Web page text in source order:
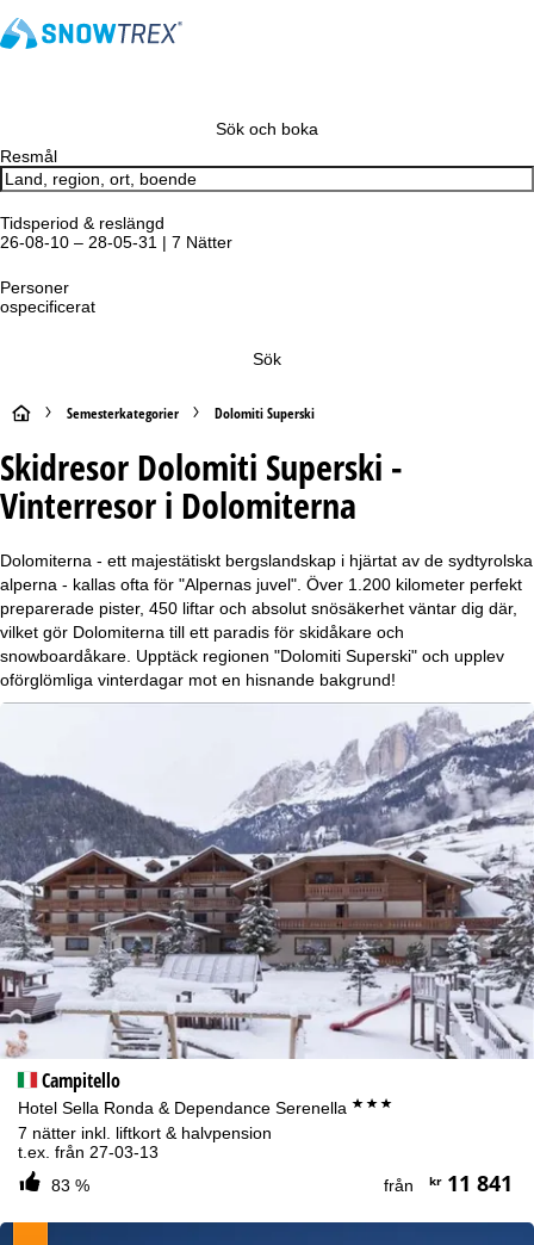
Sök och boka
Resmål
Tidsperiod & reslängd
26-08-10 – 28-05-31 | 7 Nätter
Personer
ospecificerat
Sök
S
t
a
r
t
s
i
a
Semesterkategorier Dolomiti Superski
Skidresor Dolomiti Superski -
Vinterresor i Dolomiterna
Dolomiterna - ett majestätiskt bergslandskap i hjärtat av de sydtyrolska
alperna - kallas ofta för "Alpernas juvel". Över 1.200 kilometer perfekt
preparerade pister, 450 liftar och absolut snösäkerhet väntar dig där,
vilket gör Dolomiterna till ett paradis för skidåkare och
snowboardåkare. Upptäck regionen "Dolomiti Superski" och upplev
oförglömliga vinterdagar mot en hisnande bakgrund!
Campitello
Hotel Sella Ronda & Dependance Serenella ***
7 nätter inkl. liftkort & halvpension
t.ex. från 27-03-13
83 %
från kr11 841